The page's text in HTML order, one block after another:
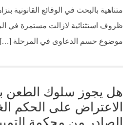
متناهية بالبحث في الوقائع القانونية
ظروف استثنائية لازالت مستمرة في
موضوع حسم الدعاوى في ‏المرحلة […]
هل يجوز سلوك الطعن
الاعتراض على الحكم